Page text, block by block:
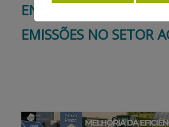
INFORMAÇÕES
ENERGÉTICA E
EMISSÕES NO SETOR